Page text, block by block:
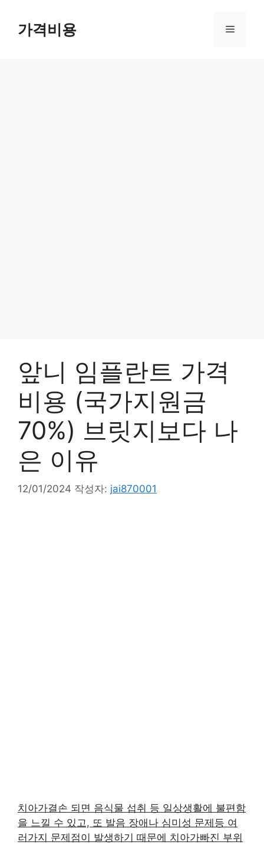
가격비용 메
앞니 임플란트 가격
비용 (국가지원금
70%) 브릿지보다 나
은 이유
12/01/2024 작성자: jai870001
치아가결손 되면 음식물 섭취 등 일상생활에 불편함
을 느낄 수 있고, 또 발음 장애나 심미성 문제등 여
러가지 문제점이 발생하기 때문에 치아가빠진 부위